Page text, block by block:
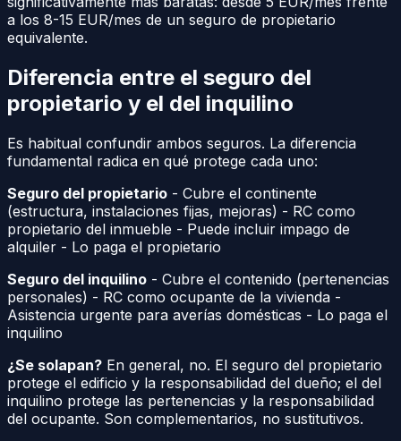
a los 8-15 EUR/mes de un seguro de propietario
equivalente.
Diferencia entre el seguro del
propietario y el del inquilino
Es habitual confundir ambos seguros. La diferencia
fundamental radica en qué protege cada uno:
Seguro del propietario - Cubre el continente
(estructura, instalaciones fijas, mejoras) - RC como
propietario del inmueble - Puede incluir impago de
alquiler - Lo paga el propietario
Seguro del inquilino - Cubre el contenido (pertenencias
personales) - RC como ocupante de la vivienda -
Asistencia urgente para averías domésticas - Lo paga el
inquilino
¿Se solapan? En general, no. El seguro del propietario
protege el edificio y la responsabilidad del dueño; el del
inquilino protege las pertenencias y la responsabilidad
del ocupante. Son complementarios, no sustitutivos.